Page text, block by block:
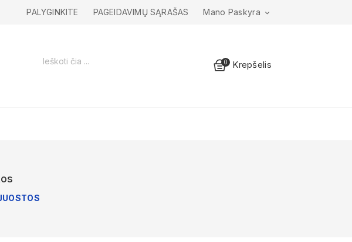
Mano Paskyra 
PAGEIDAVIMŲ SĄRAŠAS
PALYGINKITE
0 Krepšelis